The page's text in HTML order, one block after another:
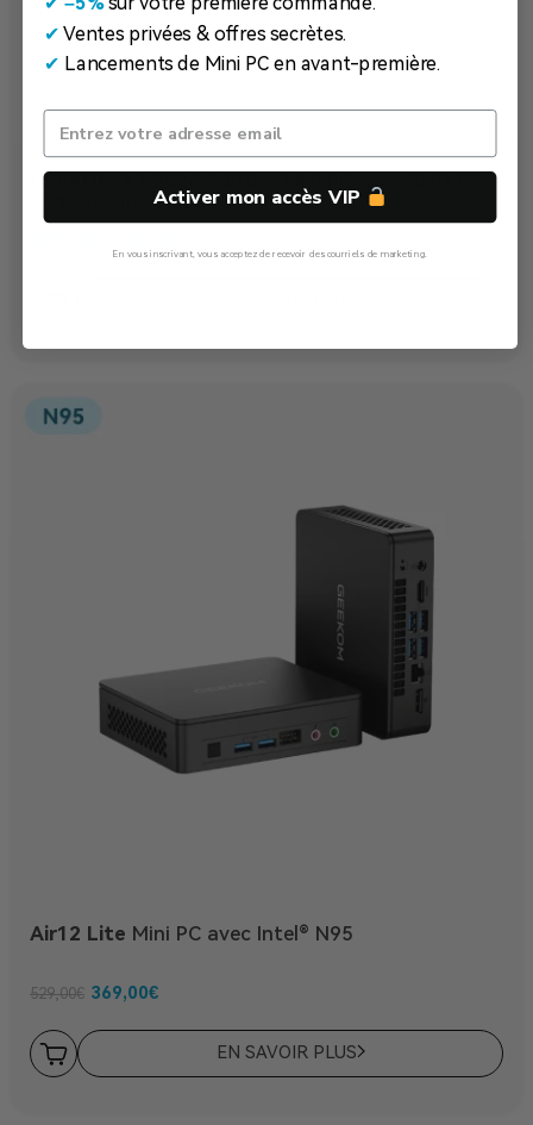
GEEKOM A7 2026 Edition
Mini PC avec AMD R5-
7535HS | R5-7545U
Air12 Lite Mini PC avec Intel® N95
529,00€ 369,00€
EN SAVOIR PLUS
✔ Ventes privées & offres secrètes.
✔ Lancements de Mini PC en avant-première.
Activer mon accès VIP
En vous inscrivant, vous acceptez de recevoir des courriels de marketing.